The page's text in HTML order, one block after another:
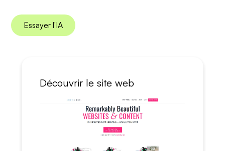
Essayer l'IA
Découvrir le site web